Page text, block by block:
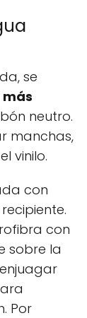
se
neutro.
manchas,
vinilo.
con
con
sobre la
Por